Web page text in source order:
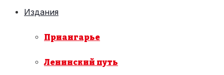
Издания
Приангарье
Ленинский путь